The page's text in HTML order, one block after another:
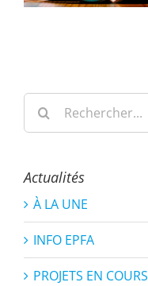
Rechercher:
Actualités
À LA UNE
INFO EPFA
PROJETS EN COURS